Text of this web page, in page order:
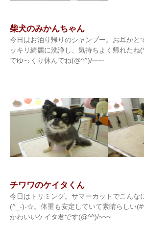
柴犬のみかんちゃん
今日はお泊り帰りのシャンプー。お耳がと
ッキリ綺麗に洗浄し、気持ちよく帰れた
でゆっくり休んでね(@^^)/~~~
チワワのケイタくん
今日はトリミング。サマーカットでこんな
(^_-)-☆。体重も安定していて素晴らしい
かわいいケイタ君です(@^^)/~~~